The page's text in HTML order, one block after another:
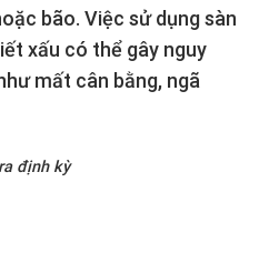
bão. Việc sử dụng sàn
xấu có thể gây nguy
mất cân bằng, ngã
định kỳ